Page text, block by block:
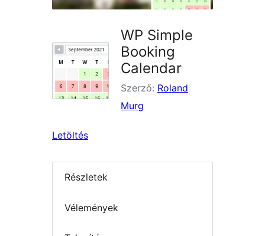
WP Simple
Booking
Calendar
Szerző: Roland
Murg
Letöltés
Részletek
Vélemények